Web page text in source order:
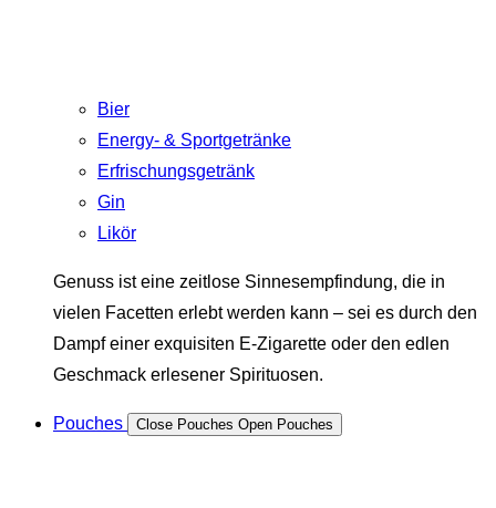
Bier
Energy- & Sportgetränke
Erfrischungsgetränk
Gin
Likör
Genuss ist eine zeitlose Sinnesempfindung, die in
vielen Facetten erlebt werden kann – sei es durch den
Dampf einer exquisiten E-Zigarette oder den edlen
Geschmack erlesener Spirituosen.
Pouches Close Pouches Open Pouches